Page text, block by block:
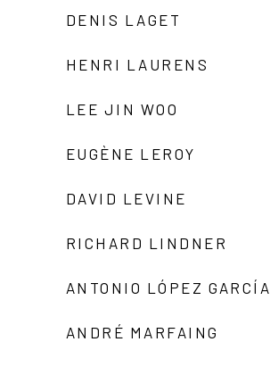
DENIS LAGET
HENRI LAURENS
LEE JIN WOO
EUGÈNE LEROY
DAVID LEVINE
RICHARD LINDNER
ANTONIO LÓPEZ GARCÍA
ANDRÉ MARFAING